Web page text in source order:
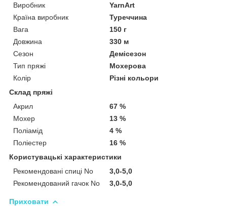
Виробник
YarnArt
Країна виробник
Туреччина
Вага
150 г
Довжина
330 м
Сезон
Демісезон
Тип пряжі
Мохерова
Колір
Різні кольори
Склад пряжі
Акрил
67 %
Мохер
13 %
Поліамід
4 %
Поліестер
16 %
Користувацькі характеристики
Рекомендовані спиці No
3,0-5,0
Рекомендований гачок No
3,0-5,0
Приховати